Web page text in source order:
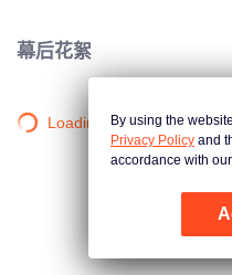
幕后花絮
Loading…By using the
Privacy Policy and
accordance with our